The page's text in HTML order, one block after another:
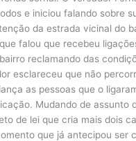
e iniciou falando sobre
da estrada vicinal do
falou que recebeu
reclamando das
esclareceu que não
as pessoas que o
Mudando de assunto
de lei que cria mais dois
que já antecipou ser